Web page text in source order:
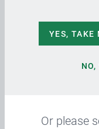
YES, TAKE
Or please
Die aktuelle
einhergehende
Trotz großer